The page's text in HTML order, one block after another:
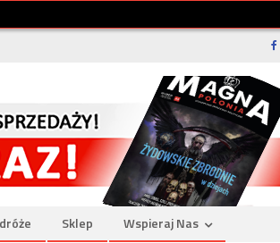
Sklep Wspieraj Nas